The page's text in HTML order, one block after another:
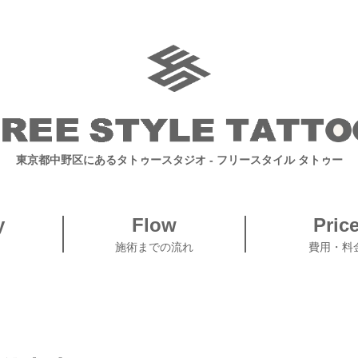
東京都中野区にあるタトゥースタジオ - フリースタイル タトゥー
Flow
施術までの流れ 費用・料